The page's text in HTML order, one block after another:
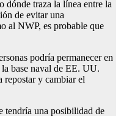
dónde traza la línea entre la
de evitar una
al NWP, es probable que
podría permanecer en
base naval de EE. UU.
repostar y cambiar el
tendría una posibilidad de